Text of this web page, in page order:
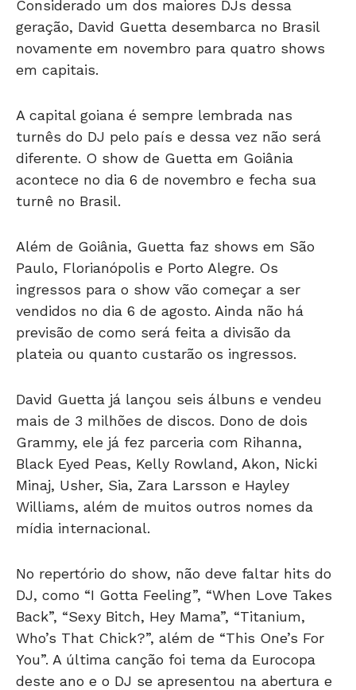
Considerado um dos maiores DJs dessa
geração, David Guetta desembarca no Brasil
novamente em novembro para quatro shows
em capitais.
A capital goiana é sempre lembrada nas
turnês do DJ pelo país e dessa vez não será
diferente. O show de Guetta em Goiânia
acontece no dia 6 de novembro e fecha sua
turnê no Brasil.
Além de Goiânia, Guetta faz shows em São
Paulo, Florianópolis e Porto Alegre. Os
ingressos para o show vão começar a ser
vendidos no dia 6 de agosto. Ainda não há
previsão de como será feita a divisão da
plateia ou quanto custarão os ingressos.
David Guetta já lançou seis álbuns e vendeu
mais de 3 milhões de discos. Dono de dois
Grammy, ele já fez parceria com Rihanna,
Black Eyed Peas, Kelly Rowland, Akon, Nicki
Minaj, Usher, Sia, Zara Larsson e Hayley
Williams, além de muitos outros nomes da
mídia internacional.
No repertório do show, não deve faltar hits do
DJ, como “I Gotta Feeling”, “When Love Takes
Back”, “Sexy Bitch, Hey Mama”, “Titanium,
Who’s That Chick?”, além de “This One’s For
You”. A última canção foi tema da Eurocopa
deste ano e o DJ se apresentou na abertura e